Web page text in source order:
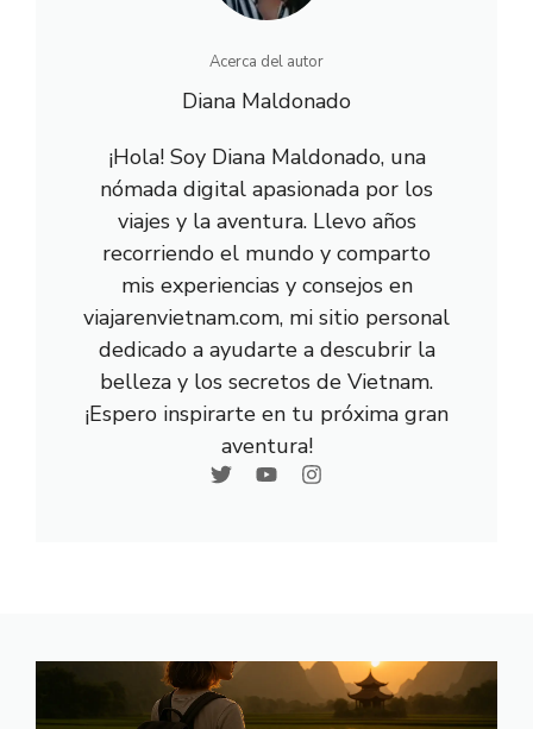
Acerca del autor
Diana Maldonado
¡Hola! Soy Diana Maldonado, una
nómada digital apasionada por los
viajes y la aventura. Llevo años
recorriendo el mundo y comparto
mis experiencias y consejos en
viajarenvietnam.com, mi sitio personal
dedicado a ayudarte a descubrir la
belleza y los secretos de Vietnam.
¡Espero inspirarte en tu próxima gran
aventura!